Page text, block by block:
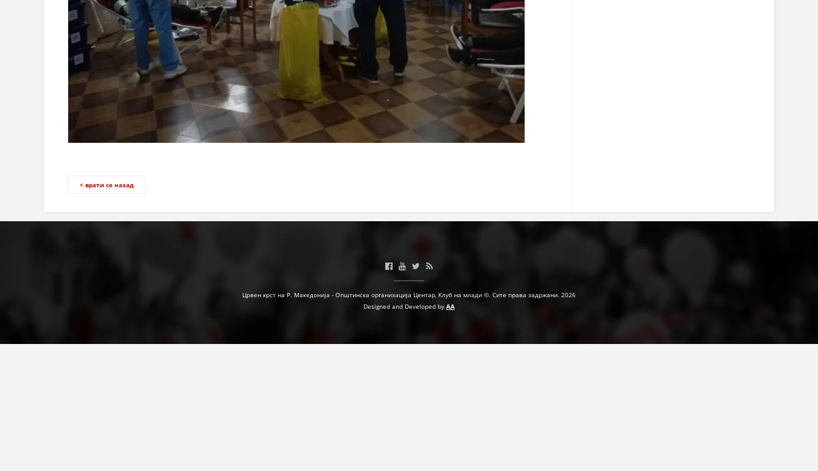
МЕЃУНАРОДНА СОРАБОТКА
ДОГОВОРИ
ЗНАЧЕЊЕ НА СЛУЖБАТА ЗА БАРАЊЕ
ФОРМУЛАРИ ЗА БАРАЊА
ЗДРАВСТВЕНО ПРЕВЕНТИВНА ДЕЈНОСТ
ПРВА ПОМОШ
< врати се назад
Црвен крст на Р. Македонија - Општинска организација Центар, Клуб на млади ©. Сите права задржани. 2026
Designed and Developed by AA